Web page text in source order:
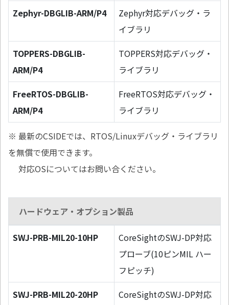
Zephyr-DBGLIB-ARM/P4
Zephyr対応デバッグ・ラ
イブラリ
TOPPERS-DBGLIB-
ARM/P4
TOPPERS対応デバッグ・
ライブラリ
FreeRTOS-DBGLIB-
ARM/P4
FreeRTOS対応デバッグ・
ライブラリ
※ 最新のCSIDEでは、RTOS/Linuxデバッグ・ライブラリ
を無償で使用できます。
対応OSについてはお問い合ください。
ハードウェア・オプション製品
SWJ-PRB-MIL20-10HP
CoreSightのSWJ-DP対応
プローブ(10ピンMIL ハー
フピッチ)
SWJ-PRB-MIL20-20HP
CoreSightのSWJ-DP対応